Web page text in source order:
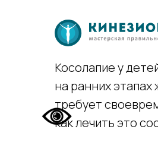
Косолапие у
на ранних
требует
как лечить это